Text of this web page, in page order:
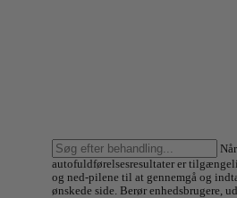
Søg
efter
behandling:
Når
autofuldførelsesresultater er
og ned-pilene til at gennemgå og
ønskede side. Berør enhedsbrugere,